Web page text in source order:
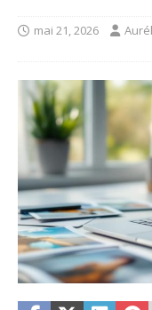
mai 21, 2026